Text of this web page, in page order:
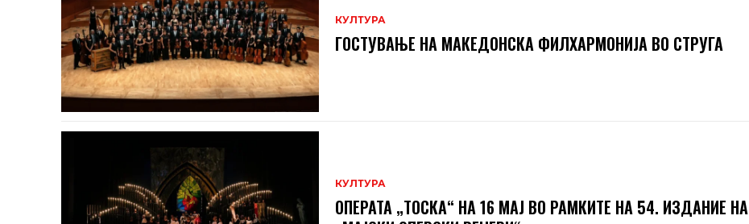
КУЛТУРА
ГОСТУВАЊЕ НА МАКЕДОНСКА ФИЛХАРМОНИЈА ВО СТРУГА
КУЛТУРА
ОПЕРАТА „ТОСКА“ НА 16 МАЈ ВО РАМКИТЕ НА 54. ИЗДАНИЕ НА